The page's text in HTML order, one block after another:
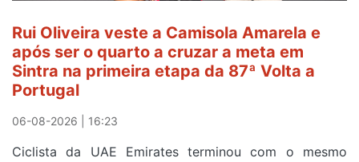
etapa
da
Volta
a
Portugal
Rui Oliveira veste a Camisola Amarela e
após ser o quarto a cruzar a meta em
Sintra na primeira etapa da 87ª Volta a
Portugal
06-08-2026 | 16:23
Ciclista da UAE Emirates terminou com o mesmo